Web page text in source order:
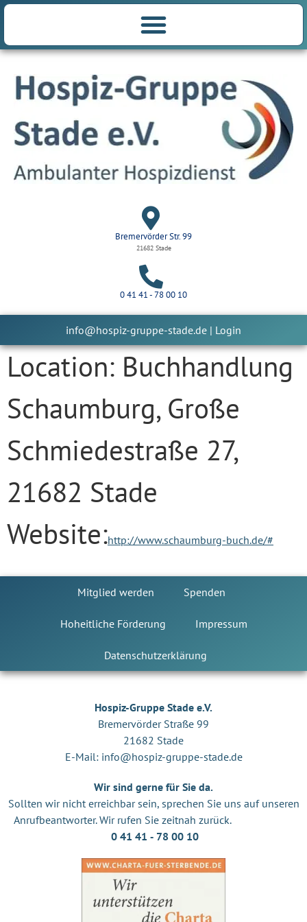
Bremervörder Str. 99
21682 Stade
0 41 41 - 78 00 10
info@hospiz-gruppe-stade.de | Login
Location: Buchhandlung
Schaumburg, Große
Schmiedestraße 27,
21682 Stade
Website:http://www.schaumburg-buch.de/#
Mitglied werden Spenden
Hoheitliche Förderung Impressum
Datenschutzerklärung
Hospiz-Gruppe Stade e.V.
Bremervörder Straße 99
21682 Stade
E-Mail: info@hospiz-gruppe-stade.de
Wir sind gerne für Sie da.
Sollten wir nicht erreichbar sein, sprechen Sie uns auf unseren
Anrufbeantworter. Wir rufen Sie zeitnah zurück.
0 41 41 ‐ 78 00 10